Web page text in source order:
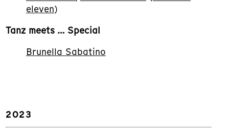
eleven)
Tanz meets … Special
Brunella Sabatino
2023